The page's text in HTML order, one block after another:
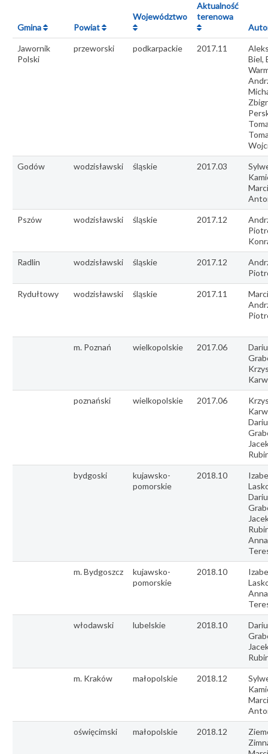
Gmina Powiat
Województwo
Aktualność
terenowa
Jawornik
Polski
przeworski podkarpackie 2017.11
Biel,
Godów wodzisławski śląskie 2017.03
Pszów wodzisławski śląskie 2017.12
Radlin wodzisławski śląskie 2017.12
Rydułtowy wodzisławski śląskie 2017.11
m. Poznań wielkopolskie 2017.06
poznański wielkopolskie 2017.06
bydgoski
kujawsko-
pomorskie
2018.10
m. Bydgoszcz
kujawsko-
pomorskie
2018.10
włodawski lubelskie 2018.10
m. Kraków małopolskie 2018.12
oświęcimski małopolskie 2018.12